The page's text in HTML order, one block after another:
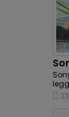
33